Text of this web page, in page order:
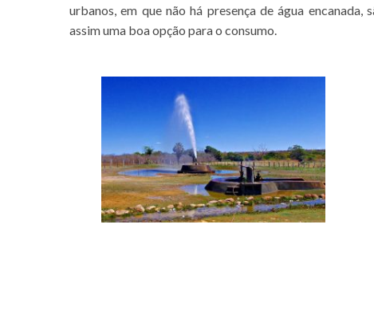
urbanos, em que não há presença de água
assim uma boa opção para o consumo.